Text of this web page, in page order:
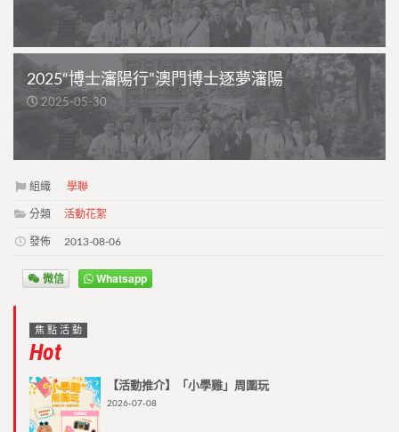
2025“博士瀋陽行”澳門博士逐夢瀋陽
2025-05-30
組織 學聯
分類 活動花絮
發佈 2013-08-06
微信 Whatsapp
焦點活動
Hot
【活動推介】「小學雞」周圍玩
2026-07-08